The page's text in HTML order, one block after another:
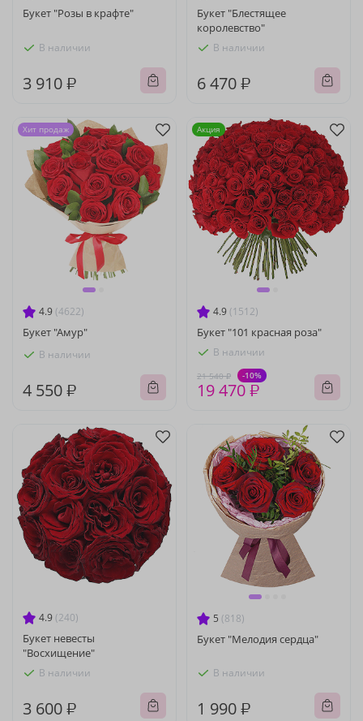
Букет "Розы в крафте"
В наличии
3 910 ₽
Букет "Блестящее
королевство"
В наличии
6 470 ₽
4.9 (4622)
Букет "Амур"
В наличии
4 550 ₽
Хит продаж
4.9 (1512)
Букет "101 красная роза"
В наличии
21 540 ₽ -10%
19 470 ₽
Акция
4.9 (240)
Букет невесты
"Восхищение"
В наличии
3 600 ₽
5 (818)
Букет "Мелодия сердца"
В наличии
1 990 ₽